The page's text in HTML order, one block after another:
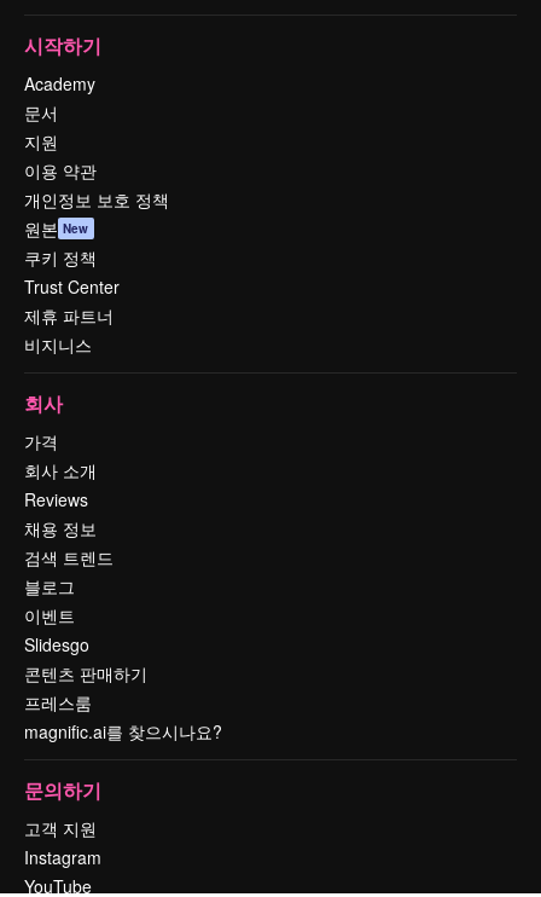
시작하기
Academy
문서
지원
이용 약관
개인정보 보호 정책
원본 New
쿠키 정책
Trust Center
제휴 파트너
비지니스
회사
가격
회사 소개
Reviews
채용 정보
검색 트렌드
블로그
이벤트
Slidesgo
콘텐츠 판매하기
프레스룸
magnific.ai를 찾으시나요?
문의하기
고객 지원
Instagram
YouTube